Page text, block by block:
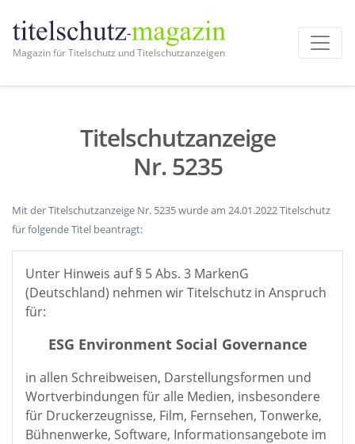
Magazin für Titelschutz und Titelschutzanzeigen
Titelschutzanzeige
Nr. 5235
Mit der Titelschutzanzeige Nr. 5235 wurde am 24.01.2022 Titelschutz
für folgende Titel beantragt:
Unter Hinweis auf § 5 Abs. 3 MarkenG
(Deutschland) nehmen wir Titelschutz in Anspruch
für:
ESG Environment Social Governance
in allen Schreibweisen, Darstellungsformen und
Wortverbindungen für alle Medien, insbesondere
für Druckerzeugnisse, Film, Fernsehen, Tonwerke,
Bühnenwerke, Software, Informationsangebote im